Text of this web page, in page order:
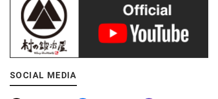
SOCIAL MEDIA